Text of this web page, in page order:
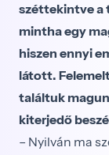
széttekintve a
mintha egy
hiszen ennyi
látott.
találtuk
kiter­jedő
– Nyilván ma